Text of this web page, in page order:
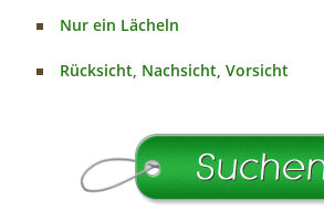
Nur ein Lächeln
Rücksicht, Nachsicht, Vorsicht